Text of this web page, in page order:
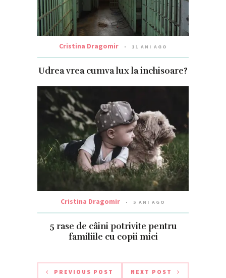
Cristina Dragomir 11 ANI AGO
Udrea vrea cumva lux la inchisoare?
Cristina Dragomir 5 ANI AGO
5 rase de câini potrivite pentru
familiile cu copii mici
PREVIOUS POST NEXT POST